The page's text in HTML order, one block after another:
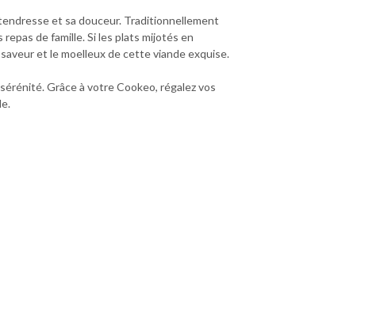
et sa douceur. Traditionnellement
de famille. Si les plats mijotés en
et le moelleux de cette viande exquise.
Grâce à votre Cookeo, régalez vos